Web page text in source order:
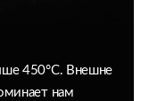
450°C. Внешне
нам